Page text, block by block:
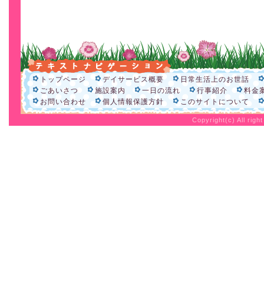
トップページ デイサービス概要
日常生活上のお世話
ごあいさつ
施設案内 一日の流れ 行事紹介
料金
お問い合わせ
個人情報保護方針 このサイトについて
Copyright(c) All